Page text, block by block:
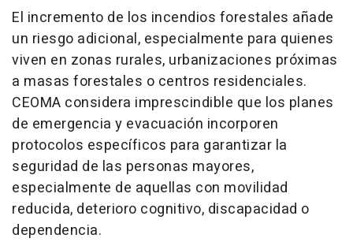
El incremento de los incendios forestales añade
un riesgo adicional, especialmente para quienes
viven en zonas rurales, urbanizaciones próximas
a masas forestales o centros residenciales.
CEOMA considera imprescindible que los planes
de emergencia y evacuación incorporen
protocolos específicos para garantizar la
seguridad de las personas mayores,
especialmente de aquellas con movilidad
reducida, deterioro cognitivo, discapacidad o
dependencia.